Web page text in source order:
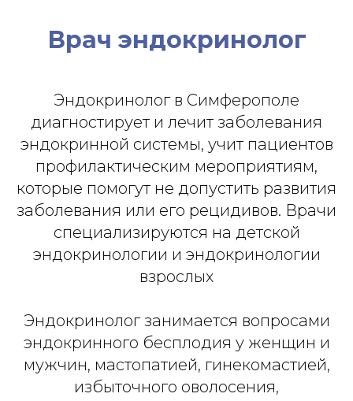
Врач эндокринолог
Эндокринолог в Симферополе
диагностирует и лечит заболевания
эндокринной системы, учит пациентов
профилактическим мероприятиям,
которые помогут не допустить развития
заболевания или его рецидивов. Врачи
специализируются на детской
эндокринологии и эндокринологии
взрослых
Эндокринолог занимается вопросами
эндокринного бесплодия у женщин и
мужчин, мастопатией, гинекомастией,
избыточного оволосения,